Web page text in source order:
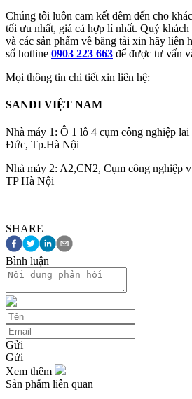
Chúng tôi luôn cam kết đêm đến cho
tối ưu nhất, giá cả hợp lí nhất. Quý khách
và các sản phẩm về băng tải xin hãy liên
số hotline 0903 223 663 để được tư vấn
Mọi thông tin chi tiết xin liên hệ:
SANDI VIỆT NAM
Nhà máy 1: Ô 1 lô 4 cụm công nghiệp
Đức, Tp.Hà Nội
Nhà máy 2: A2,CN2, Cụm công nghiệp
TP Hà Nội
SHARE
Bình luận
Gửi
Gửi
Xem thêm
Sản phẩm liên quan